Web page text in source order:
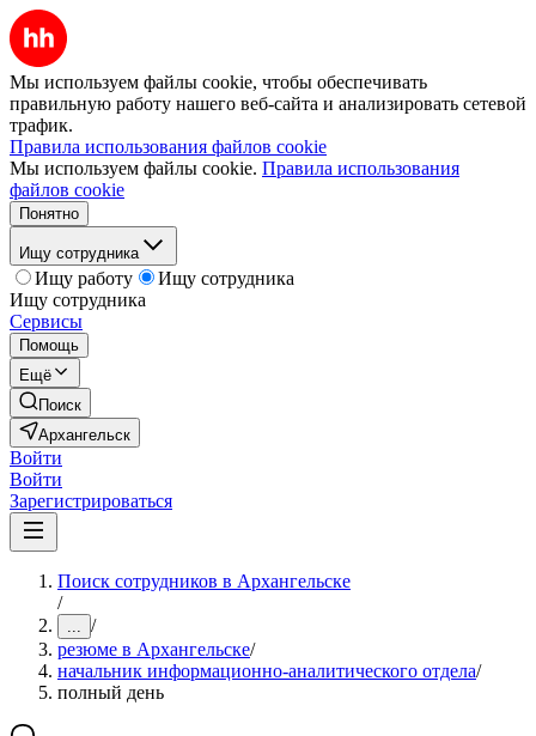
Мы используем файлы cookie, чтобы обеспечивать
правильную работу нашего веб-сайта и анализировать сетевой
трафик.
Правила использования файлов cookie
Мы используем файлы cookie. Правила использования
файлов cookie
Понятно
Ищу сотрудника
Ищу работу
Ищу сотрудника
Ищу сотрудника
Сервисы
Помощь
Ещё
Поиск
Архангельск
Войти
Войти
Зарегистрироваться
Поиск сотрудников в Архангельске
/
... /
резюме в Архангельске/
начальник информационно-аналитического отдела/
полный день